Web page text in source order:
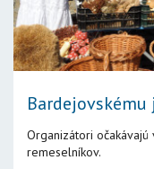
Organizátori
remeselníkov.